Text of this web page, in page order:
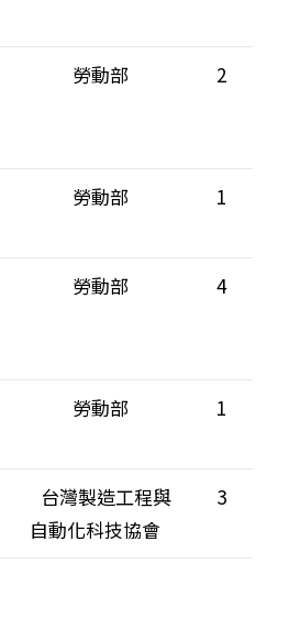
勞動部 2
勞動部 1
勞動部 4
勞動部 1
台灣製造工程與
自動化科技協會
3